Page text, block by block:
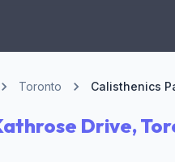
Toronto Calisthenics
Drive,